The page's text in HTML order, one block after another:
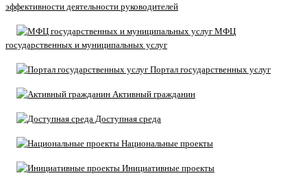
эффективности деятельности руководителей
МФЦ
государственных и муниципальных услуг
Портал государственных услуг
Активный гражданин
Доступная среда
Национальные проекты
Инициативные проекты